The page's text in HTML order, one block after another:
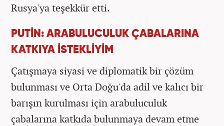
Rusya'ya teşekkür etti.
PUTİN: ARABULUCULUK ÇABALARINA
KATKIYA İSTEKLİYİM
Çatışmaya siyasi ve diplomatik bir çözüm
bulunması ve Orta Doğu'da adil ve kalıcı bir
barışın kurulması için arabuluculuk
çabalarına katkıda bulunmaya devam etme